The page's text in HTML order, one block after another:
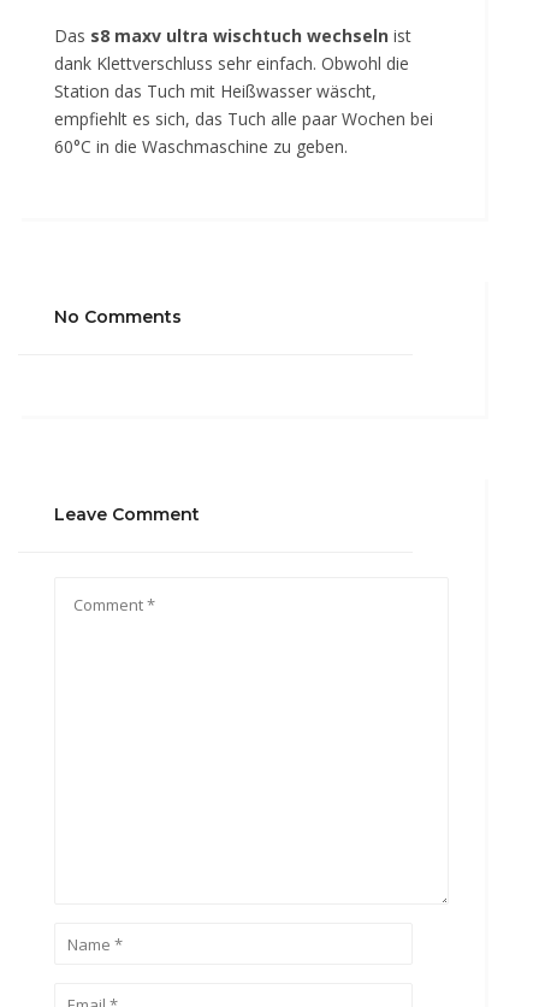
Das s8 maxv ultra wischtuch wechseln ist
dank Klettverschluss sehr einfach. Obwohl die
Station das Tuch mit Heißwasser wäscht,
empfiehlt es sich, das Tuch alle paar Wochen bei
60°C in die Waschmaschine zu geben.
No Comments
Leave Comment